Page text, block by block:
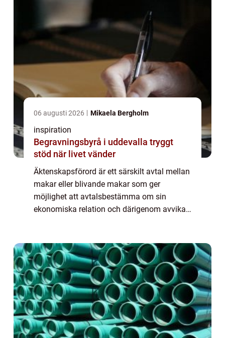
06 augusti 2026 Mikaela Bergholm
inspiration
Begravningsbyrå i uddevalla tryggt
stöd när livet vänder
Äktenskapsförord är ett särskilt avtal mellan
makar eller blivande makar som ger
möjlighet att avtalsbestämma om sin
ekonomiska relation och därigenom avvika